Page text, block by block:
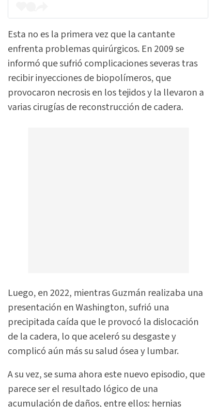
Esta no es la primera vez que la cantante
enfrenta problemas quirúrgicos. En 2009 se
informó que sufrió complicaciones severas tras
recibir inyecciones de biopolímeros, que
provocaron necrosis en los tejidos y la llevaron a
varias cirugías de reconstrucción de cadera.
Luego, en 2022, mientras Guzmán realizaba una
presentación en Washington, sufrió una
precipitada caída que le provocó la dislocación
de la cadera, lo que aceleró su desgaste y
complicó aún más su salud ósea y lumbar.
A su vez, se suma ahora este nuevo episodio, que
parece ser el resultado lógico de una
acumulación de daños, entre ellos: hernias